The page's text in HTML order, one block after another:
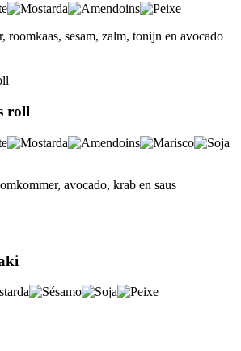
roomkaas, sesam, zalm, tonijn en avocado
roll
avocado, krab en saus